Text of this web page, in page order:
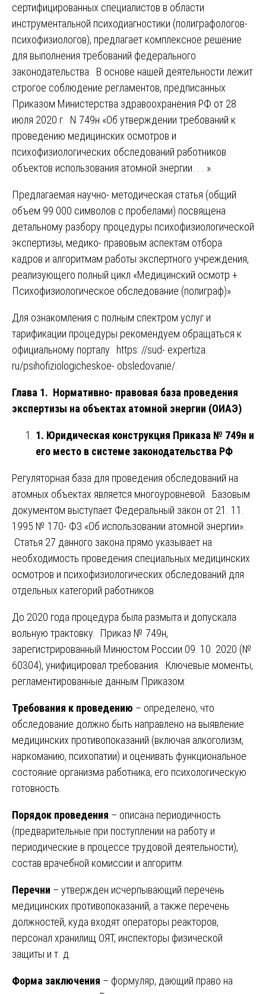
сертифицированных специалистов в области
инструментальной психодиагностики (полиграфологов-
психофизиологов), предлагает комплексное решение
для выполнения требований федерального
законодательства. В основе нашей деятельности лежит
строгое соблюдение регламентов, предписанных
Приказом Министерства здравоохранения РФ от 28
июля 2020 г. N 749н «Об утверждении требований к
проведению медицинских осмотров и
психофизиологических обследований работников
объектов использования атомной энергии. . . ».
Предлагаемая научно- методическая статья (общий
объем 99 000 символов с пробелами) посвящена
детальному разбору процедуры психофизиологической
экспертизы, медико- правовым аспектам отбора
кадров и алгоритмам работы экспертного учреждения,
реализующего полный цикл «Медицинский осмотр +
Психофизиологическое обследование (полиграф)».
Для ознакомления с полным спектром услуг и
тарификации процедуры рекомендуем обращаться к
официальному порталу: https: //sud- expertiza.
ru/psihofiziologicheskoe- obsledovanie/
Глава 1. Нормативно- правовая база проведения
экспертизы на объектах атомной энергии (ОИАЭ)
1. Юридическая конструкция Приказа № 749н и
его место в системе законодательства РФ
Регуляторная база для проведения обследований на
атомных объектах является многоуровневой. Базовым
документом выступает Федеральный закон от 21. 11.
1995 № 170- ФЗ «Об использовании атомной энергии».
Статья 27 данного закона прямо указывает на
необходимость проведения специальных медицинских
осмотров и психофизиологических обследований для
отдельных категорий работников.
До 2020 года процедура была размыта и допускала
вольную трактовку. Приказ № 749н,
зарегистрированный Минюстом России 09. 10. 2020 (№
60304), унифицировал требования. Ключевые моменты,
регламентированные данным Приказом:
Требования к проведению – определено, что
обследование должно быть направлено на выявление
медицинских противопоказаний (включая алкоголизм,
наркоманию, психопатии) и оценивать функциональное
состояние организма работника, его психологическую
готовность.
Порядок проведения – описана периодичность
(предварительные при поступлении на работу и
периодические в процессе трудовой деятельности),
состав врачебной комиссии и алгоритм.
Перечни – утвержден исчерпывающий перечень
медицинских противопоказаний, а также перечень
должностей, куда входят операторы реакторов,
персонал хранилищ ОЯТ, инспекторы физической
защиты и т. д.
Форма заключения – формуляр, дающий право на